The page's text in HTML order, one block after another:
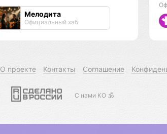
Мелодита
Официальный хаб
О проекте Контакты Соглашение
С нами КО 🕉️